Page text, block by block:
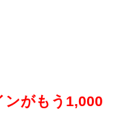
ンがもう1,000